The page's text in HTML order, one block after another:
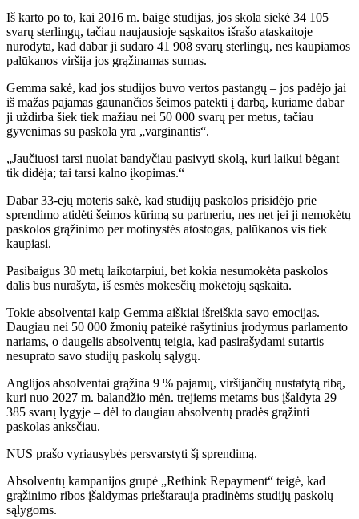
Iš karto po to, kai 2016 m. baigė studijas, jos skola siekė 34 105
svarų sterlingų, tačiau naujausioje sąskaitos išrašo ataskaitoje
nurodyta, kad dabar ji sudaro 41 908 svarų sterlingų, nes kaupiamos
palūkanos viršija jos grąžinamas sumas.
Gemma sakė, kad jos studijos buvo vertos pastangų – jos padėjo jai
iš mažas pajamas gaunančios šeimos patekti į darbą, kuriame dabar
ji uždirba šiek tiek mažiau nei 50 000 svarų per metus, tačiau
gyvenimas su paskola yra „varginantis“.
„Jaučiuosi tarsi nuolat bandyčiau pasivyti skolą, kuri laikui bėgant
tik didėja; tai tarsi kalno įkopimas.“
Dabar 33-ejų moteris sakė, kad studijų paskolos prisidėjo prie
sprendimo atidėti šeimos kūrimą su partneriu, nes net jei ji nemokėtų
paskolos grąžinimo per motinystės atostogas, palūkanos vis tiek
kaupiasi.
Pasibaigus 30 metų laikotarpiui, bet kokia nesumokėta paskolos
dalis bus nurašyta, iš esmės mokesčių mokėtojų sąskaita.
Tokie absolventai kaip Gemma aiškiai išreiškia savo emocijas.
Daugiau nei 50 000 žmonių pateikė rašytinius įrodymus parlamento
nariams, o daugelis absolventų teigia, kad pasirašydami sutartis
nesuprato savo studijų paskolų sąlygų.
Anglijos absolventai grąžina 9 % pajamų, viršijančių nustatytą ribą,
kuri nuo 2027 m. balandžio mėn. trejiems metams bus įšaldyta 29
385 svarų lygyje – dėl to daugiau absolventų pradės grąžinti
paskolas anksčiau.
NUS prašo vyriausybės persvarstyti šį sprendimą.
Absolventų kampanijos grupė „Rethink Repayment“ teigė, kad
grąžinimo ribos įšaldymas prieštarauja pradinėms studijų paskolų
sąlygoms.